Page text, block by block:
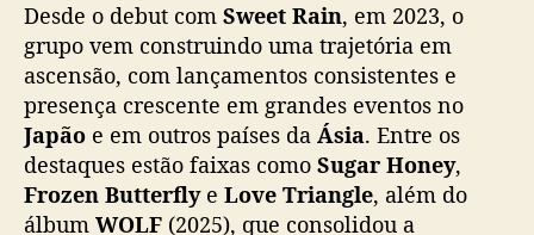
2
6
p
a
a
a
g
Desde o debut com Sweet Rain, em 2023, o
grupo vem construindo uma trajetória em
ascensão, com lançamentos consistentes e
presença crescente em grandes eventos no
Japão e em outros países da Ásia. Entre os
destaques estão faixas como Sugar Honey,
Frozen Butterflye Love Triangle, além do
álbum WOLF (2025), que consolidou a